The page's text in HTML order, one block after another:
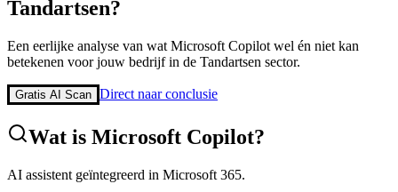
Tandartsen?
Een eerlijke analyse van wat Microsoft Copilot wel én niet kan
betekenen voor jouw bedrijf in de Tandartsen sector.
Gratis AI Scan Direct naar conclusie
Wat is Microsoft Copilot?
AI assistent geïntegreerd in Microsoft 365.